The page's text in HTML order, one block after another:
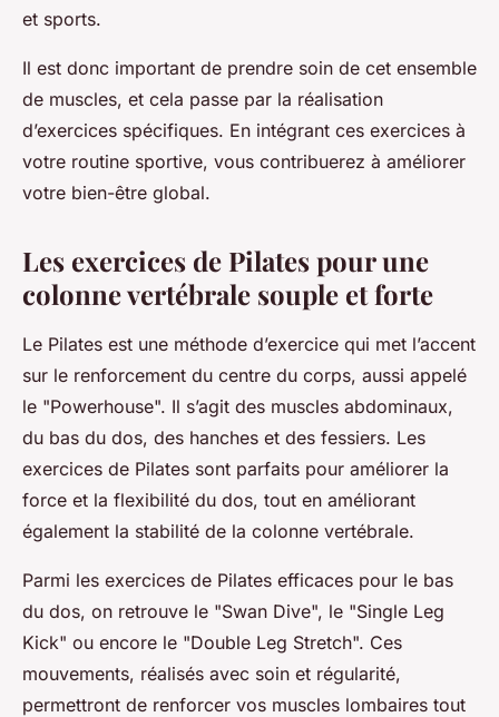
et sports.
Il est donc important de prendre soin de cet ensemble
de muscles, et cela passe par la réalisation
d’exercices spécifiques. En intégrant ces exercices à
votre routine sportive, vous contribuerez à améliorer
votre bien-être global.
Les exercices de Pilates pour une
colonne vertébrale souple et forte
Le Pilates est une méthode d’exercice qui met l’accent
sur le renforcement du centre du corps, aussi appelé
le "Powerhouse". Il s’agit des muscles abdominaux,
du bas du dos, des hanches et des fessiers. Les
exercices de Pilates sont parfaits pour améliorer la
force et la flexibilité du dos, tout en améliorant
également la stabilité de la colonne vertébrale.
Parmi les exercices de Pilates efficaces pour le bas
du dos, on retrouve le "Swan Dive", le "Single Leg
Kick" ou encore le "Double Leg Stretch". Ces
mouvements, réalisés avec soin et régularité,
permettront de renforcer vos muscles lombaires tout